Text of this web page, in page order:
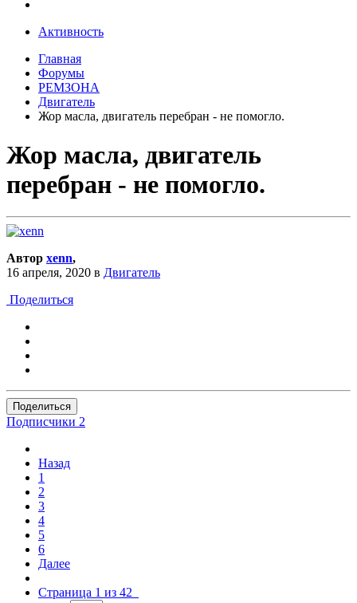
Активность
Главная
Форумы
РЕМЗОНА
Двигатель
Жор масла, двигатель перебран - не помогло.
Жор масла, двигатель
перебран - не помогло.
Автор xenn,
16 апреля, 2020 в Двигатель
Поделиться
Поделиться
Подписчики 2
Назад
1
2
3
4
5
6
Далее
Страница 1 из 42